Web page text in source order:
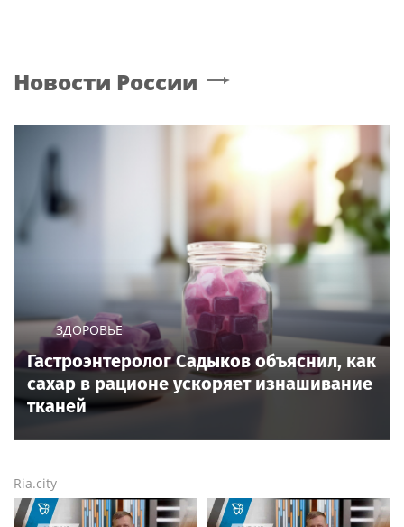
Новости России
ЗДОРОВЬЕ
Гастроэнтеролог Садыков объяснил, как
сахар в рационе ускоряет изнашивание
тканей
Ria.city